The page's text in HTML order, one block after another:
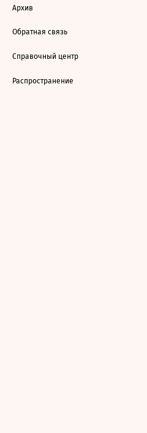
Архив
Обратная связь
Справочный центр
Распространение